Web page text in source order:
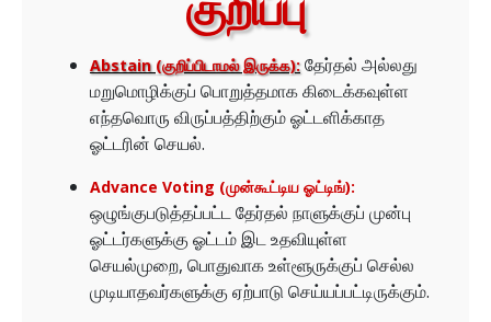
Abstain (குறிப்பிடாமல் இருக்க): தேர்தல் அல்லது
மறுமொழிக்குப் பொறுத்தமாக கிடைக்கவுள்ள
எந்தவொரு விருப்பத்திற்கும் ஓட்டளிக்காத
ஓட்டரின் செயல்.
Advance Voting (முன்கூட்டிய ஓட்டிங்):
ஒழுங்குபடுத்தப்பட்ட தேர்தல் நாளுக்குப் முன்பு
ஓட்டர்களுக்கு ஓட்டம் இட உதவியுள்ள
செயல்முறை, பொதுவாக உள்ளூருக்குப் செல்ல
முடியாதவர்களுக்கு ஏற்பாடு செய்யப்பட்டிருக்கும்.